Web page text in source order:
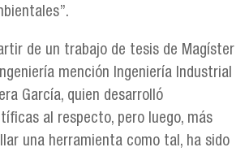
de un trabajo de tesis de Magíster
mención Ingeniería Industrial
García, quien desarrolló
al respecto, pero luego, más
una herramienta como tal, ha sido